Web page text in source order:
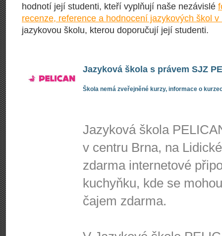
hodnotí její studenti, kteří vyplňují naše nezávislé
recenze, reference a hodnocení jazykových škol v
jazykovou školu, kterou doporučují její studenti.
Jazyková škola s právem SJZ
Škola nemá zveřejněné kurzy, informace o
Jazyková škola
v centru Brna, na
zdarma internetové
kuchyňku, kde se
čajem zdarma.